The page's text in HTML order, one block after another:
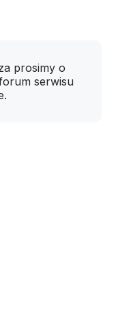
prosimy o
serwisu